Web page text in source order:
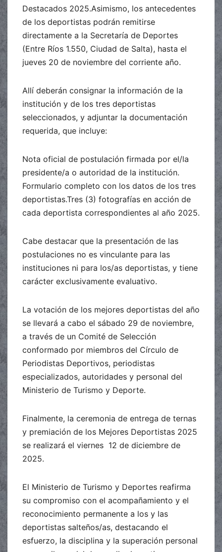
Destacados 2025.Asimismo, los antecedentes
de los deportistas podrán remitirse
directamente a la Secretaría de Deportes
(Entre Ríos 1.550, Ciudad de Salta), hasta el
jueves 20 de noviembre del corriente año.
Allí deberán consignar la información de la
institución y de los tres deportistas
seleccionados, y adjuntar la documentación
requerida, que incluye:
Nota oficial de postulación firmada por el/la
presidente/a o autoridad de la institución.
Formulario completo con los datos de los tres
deportistas.Tres (3) fotografías en acción de
cada deportista correspondientes al año 2025.
Cabe destacar que la presentación de las
postulaciones no es vinculante para las
instituciones ni para los/as deportistas, y tiene
carácter exclusivamente evaluativo.
La votación de los mejores deportistas del año
se llevará a cabo el sábado 29 de noviembre,
a través de un Comité de Selección
conformado por miembros del Círculo de
Periodistas Deportivos, periodistas
especializados, autoridades y personal del
Ministerio de Turismo y Deporte.
Finalmente, la ceremonia de entrega de ternas
y premiación de los Mejores Deportistas 2025
se realizará el viernes 12 de diciembre de
2025.
El Ministerio de Turismo y Deportes reafirma
su compromiso con el acompañamiento y el
reconocimiento permanente a los y las
deportistas salteños/as, destacando el
esfuerzo, la disciplina y la superación personal